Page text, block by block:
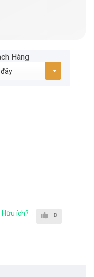
Hàng
Hữu ích? 0